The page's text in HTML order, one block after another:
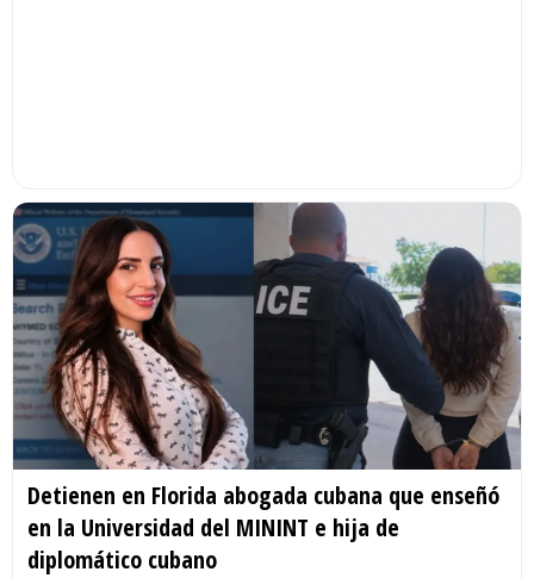
Detienen en Florida abogada cubana que enseñó
en la Universidad del MININT e hija de
diplomático cubano